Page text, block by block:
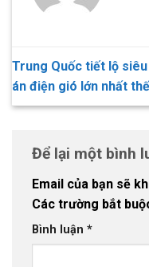
Trung Quốc tiết lộ
án điện gió lớn nhất
Để lại một bình
Email của bạn sẽ
Các trường bắt
Bình luận *